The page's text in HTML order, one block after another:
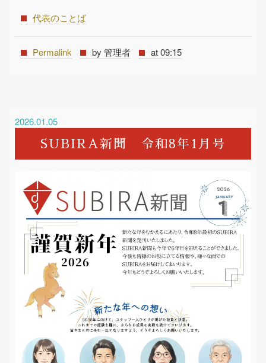
代表のことば
Permalink by 管理者 at 09:15
2026.01.05
SUBIRA新聞 令和8年1月号